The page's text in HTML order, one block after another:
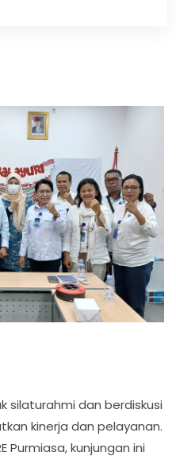
silaturahmi dan berdiskusi
kinerja dan pelayanan.
Purmiasa, kunjungan ini